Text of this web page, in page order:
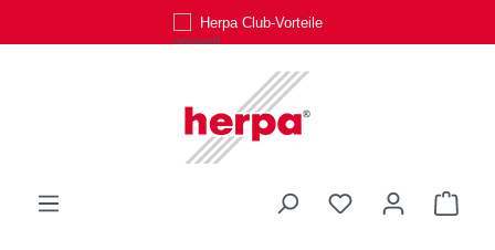
Zum Hauptinhalt springenHerpa Club-Vorteile
Du hast 0